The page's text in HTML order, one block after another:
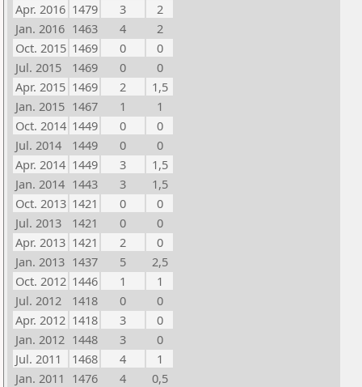
Apr. 2016 1479 3
2
Jan. 2016 1463 4
2
Oct. 2015 1469 0
0
Jul. 2015
1469 0
0
Apr. 2015 1469 2
1,5
Jan. 2015 1467 1
1
Oct. 2014 1449 0
0
Jul. 2014
1449 0
0
Apr. 2014 1449 3
1,5
Jan. 2014 1443 3
1,5
Oct. 2013 1421 0
0
Jul. 2013
1421 0
0
Apr. 2013 1421 2
0
Jan. 2013 1437 5
2,5
Oct. 2012 1446 1
1
Jul. 2012
1418 0
0
Apr. 2012 1418 3
0
Jan. 2012 1448 3
0
Jul. 2011
1468 4
1
Jan. 2011 1476 4
0,5